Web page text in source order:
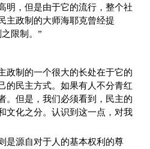
明，但是由于它的流行，整个社
主政制的大师海耶克曾经提
限制。”
政制的一个很大的长处在于它的
的民主方式。如果有人不分青红
。但是，我们必须看到，民主的
文化之分。认识到这一点，对我
是源自对于人的基本权利的尊